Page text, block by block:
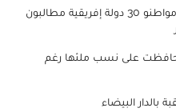
تأشيرة الدخول للولايات المتحدة: مواطنو 30 دولة إفريقية مطالبون
على نسب ملئها رغم
بالدار البيضاء